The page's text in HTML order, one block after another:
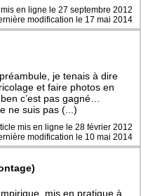
en ligne le 27 septembre 2012
modification le 17 mai 2014
je tenais à dire
et faire photos en
c’est pas gagné…
ne suis pas (...)
mis en ligne le 28 février 2012
modification le 10 mai 2014
mis en pratique à